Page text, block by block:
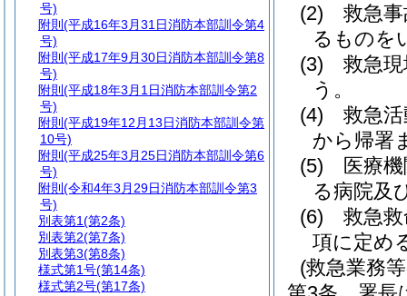
(2)
救急
るものを
(3)
救急
う。
(4)
救急
から帰署
(5)
医療
る病院及
(6)
救急
項に定め
(救急業務
号)
附則 (平成16年3月31日消防本部訓令第4
号)
附則 (平成17年9月30日消防本部訓令第8
号)
附則 (平成18年3月1日消防本部訓令第2
号)
附則 (平成19年12月13日消防本部訓令第
10号)
附則 (平成25年3月25日消防本部訓令第6
号)
附則 (令和4年3月29日消防本部訓令第3
号)
別表第1(第2条)
別表第2(第7条)
別表第3(第8条)
様式第1号(第14条)
様式第2号(第17条)